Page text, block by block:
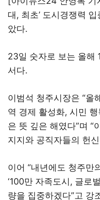
대, 최초’ 도시경쟁력
았다.
23일 숫자로 보는 올해
서다.
이범석 청주시장은 “올
역 경제 활성화, 시민
은 뜻 깊은 해였다”며 “
지지와 공직자들의 헌
이어 “내년에도 청주만
‘100만 자족도시, 글로
량을 집중하겠다”고 강